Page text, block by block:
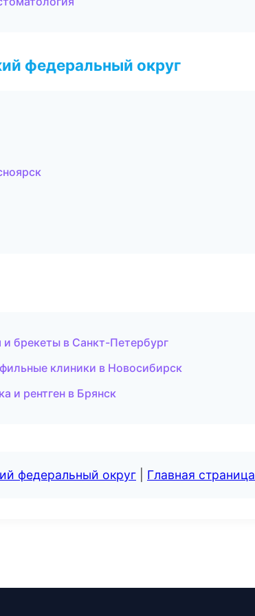
федеральный округ
брекеты в Санкт-Петербург
клиники в Новосибирск
и рентген в Брянск
федеральный округ Главная страница